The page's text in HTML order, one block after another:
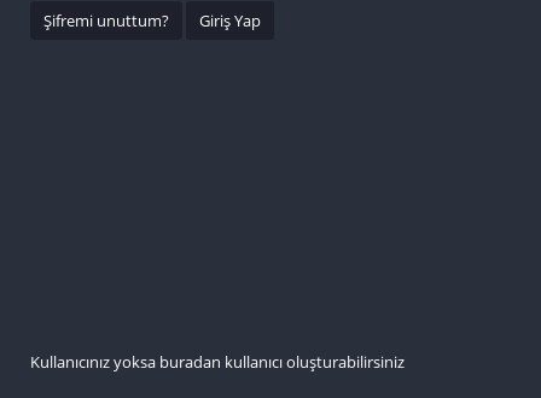
Şifremi unuttum?
Kullanıcınız yoksa buradan kullanıcı oluşturabilirsiniz